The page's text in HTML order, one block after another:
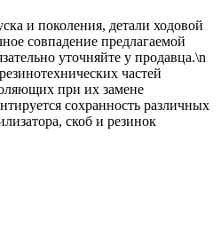
и поколения, детали ходовой
совпадение предлагаемой
уточняйте у продавца.\n
частей
при их замене
сохранность различных
скоб и резинок